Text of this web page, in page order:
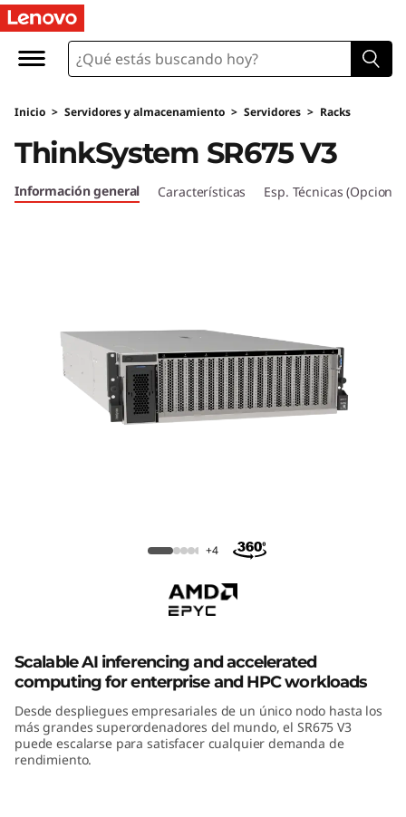
T
h
n
S
3
G
P
Inicio > Servidores y almacenamiento > Servidores > Racks
ThinkSystem SR675 V3
Información general Características Esp. Técnicas
+4
Scalable AI inferencing and accelerated
computing for enterprise and HPC workloads
Desde despliegues empresariales de un único nodo hasta los
más grandes superordenadores del mundo, el SR675 V3
puede escalarse para satisfacer cualquier demanda de
rendimiento.